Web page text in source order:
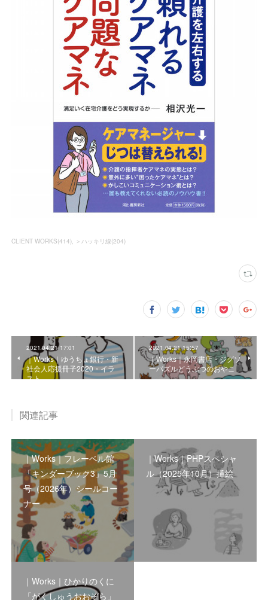
CLIENT WORKS(414) ＞ハッキリ線(204)
2021.04.21 17:01
｜Works｜ゆうちょ銀行・新
社会人応援冊子2020・イラ
スト
2021.04.21 15:57
｜Works｜永岡書店・ジグソ
ーパズルどうぶつのおやこ
関連記事
｜Works｜フレーベル館
「キンダーブック3」5月
号（2026年）シールコー
ナー
｜Works｜PHPスペシャ
ル（2025年10月）挿絵
｜Works｜ひかりのくに
「がくしゅうおおぞら」